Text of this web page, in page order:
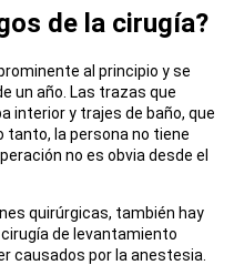
de la cirugía?
al principio y se
un año. Las trazas que
interior y trajes de baño, que
tanto, la persona no tiene
no es obvia desde el
quirúrgicas, también hay
de levantamiento
causados por la anestesia.